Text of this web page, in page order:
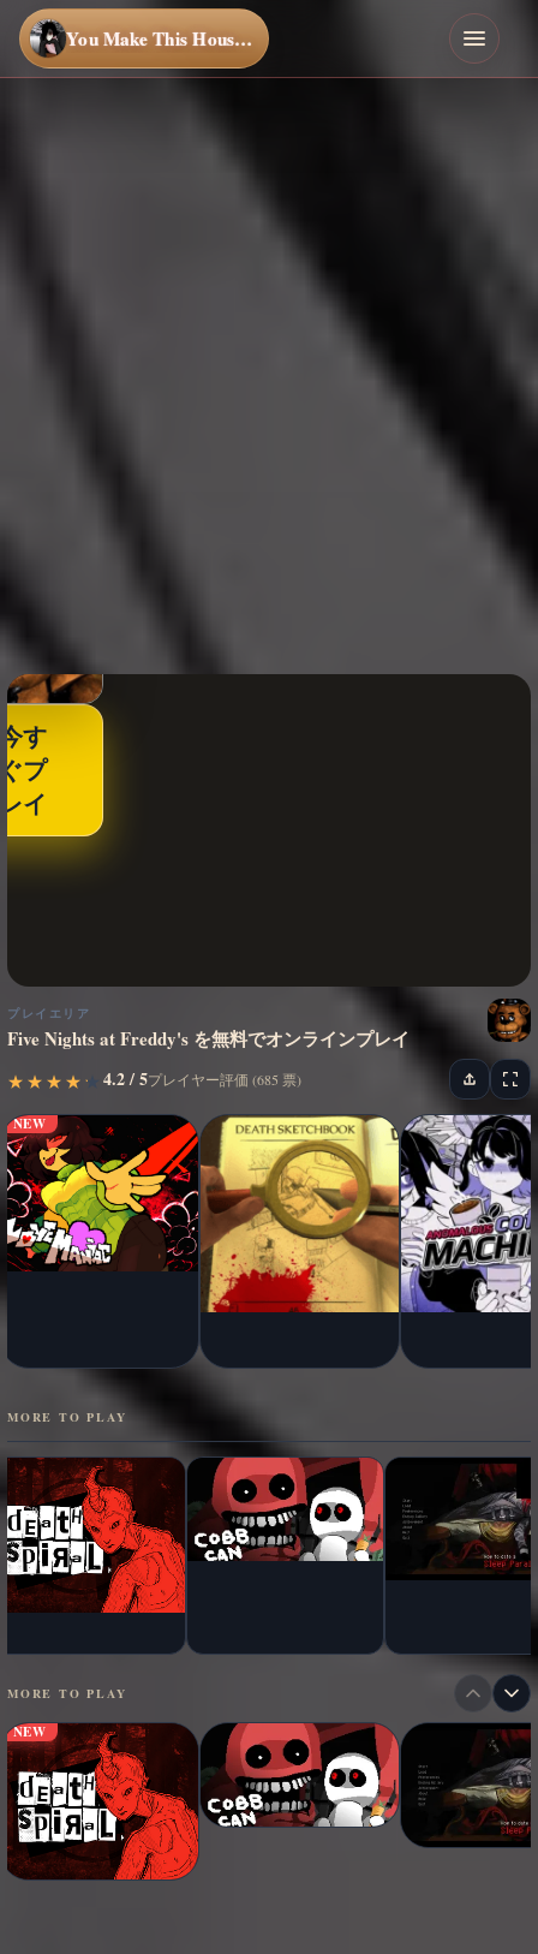
You Make This House a Home
今す
ぐプ
レイ
プレイエリア
Five Nights at Freddy's を無料でオンラインプレイ
★
★ ★
★ ★
★ ★
★ ★★ 4.2 / 5プレイヤー評価 (685 票)
NEW
MORE TO PLAY
MORE TO PLAY
NEW